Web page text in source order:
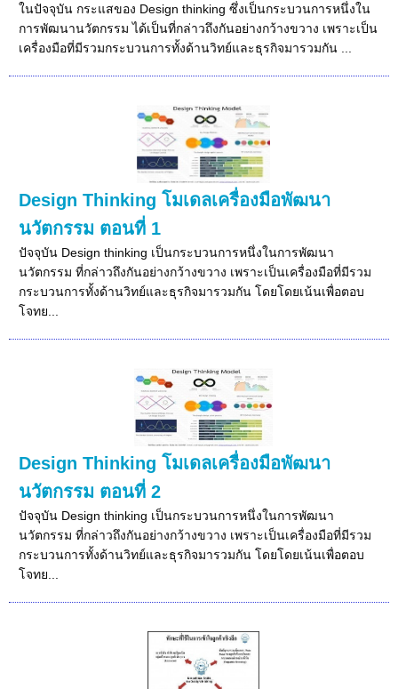
ในปัจจุบัน กระแสของ Design thinking ซึ่งเป็นกระบวนการหนึ่งใน
การพัฒนานวัตกรรม ได้เป็นที่กล่าวถึงกันอย่างกว้างขวาง เพราะเป็น
เครื่องมือที่มีรวมกระบวนการทั้งด้านวิทย์และธุรกิจมารวมกัน ...
Design Thinking โมเดลเครื่องมือพัฒนา
นวัตกรรม ตอนที่ 1
ปัจจุบัน Design thinking เป็นกระบวนการหนึ่งในการพัฒนา
นวัตกรรม ที่กล่าวถึงกันอย่างกว้างขวาง เพราะเป็นเครื่องมือที่มีรวม
กระบวนการทั้งด้านวิทย์และธุรกิจมารวมกัน โดยโดยเน้นเพื่อตอบ
โจทย...
Design Thinking โมเดลเครื่องมือพัฒนา
นวัตกรรม ตอนที่ 2
ปัจจุบัน Design thinking เป็นกระบวนการหนึ่งในการพัฒนา
นวัตกรรม ที่กล่าวถึงกันอย่างกว้างขวาง เพราะเป็นเครื่องมือที่มีรวม
กระบวนการทั้งด้านวิทย์และธุรกิจมารวมกัน โดยโดยเน้นเพื่อตอบ
โจทย...